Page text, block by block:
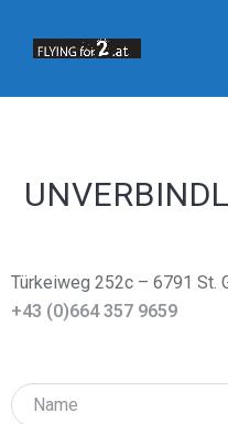
Türkeiweg 252c – 6791 St.
+43 (0)664 357 9659